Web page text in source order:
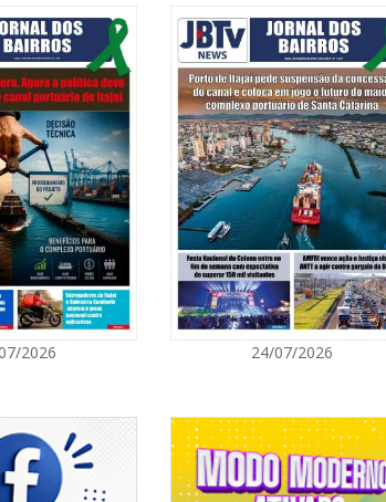
ITAPEMA
07/08/2026 |
Prefeitura
para
ITAPEMA
07/08/2026 |
Itapema se
região
BALNEÁRIO PIÇARRAS
07/08/2026 |
NAVEGANTES
07/08/2026 |
2026 24/07/2026